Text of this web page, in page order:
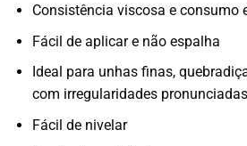
Consistência viscosa e consumo
Fácil de aplicar e não espalha
Ideal para unhas finas,
com irregularidades
Fácil de nivelar